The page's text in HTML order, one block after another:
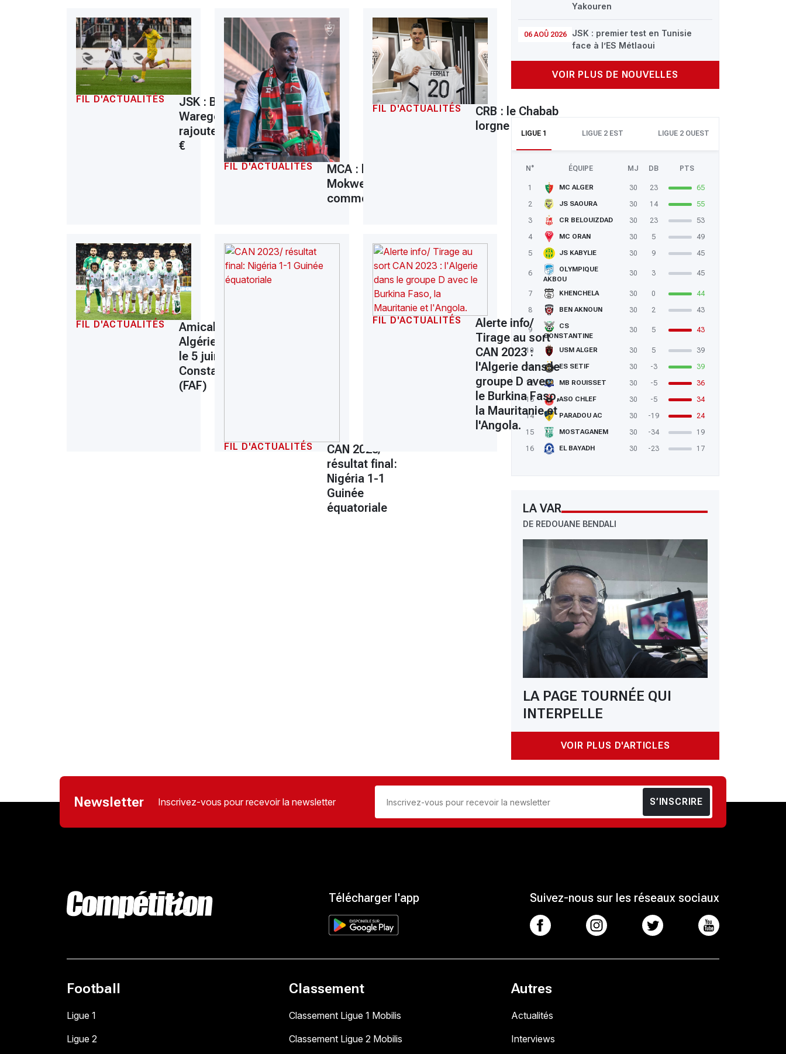
Yakouren
06 AOÛ 2026
JSK : premier test en Tunisie
face à l’ES Métlaoui
VOIR PLUS DE NOUVELLES
LIGUE 1 LIGUE 2 EST LIGUE 2 OUEST
N° ÉQUIPE MJ DB PTS
1 MC ALGER 30 23
65
2
JS SAOURA 30 14
55
3
CR BELOUIZDAD 30 23
53
4
MC ORAN 30 5
49
5
JS KABYLIE 30 9 45
6
OLYMPIQUE
AKBOU
30 3 45
7 KHENCHELA 30 0
44
8
BEN AKNOUN 30 2 43
9
CS
CONSTANTINE
30 5 43
10 USM ALGER 30 5
39
11
ES SETIF 30 -3
39
12
MB ROUISSET 30 -5
36
13
ASO CHLEF 30 -5
34
14
PARADOU AC 30 -19
24
15
MOSTAGANEM 30 -34
19
16
EL BAYADH 30 -23 17
LA VAR
DE REDOUANE BENDALI
LA PAGE TOURNÉE QUI
INTERPELLE
VOIR PLUS D'ARTICLES
FIL D'ACTUALITÉS
JSK : Berkane,
Waregem
rajoute 100 000
€
FIL D'ACTUALITÉS
MCA : l’ère
Mokwena
commence
FIL D'ACTUALITÉS
CRB : le Chabab
lorgne Ferhat
FIL D'ACTUALITÉS
Amical :
Algérie-Rwanda
le 5 juin à
Constantine
(FAF)
FIL D'ACTUALITÉS
CAN 2023/
résultat final:
Nigéria 1-1
Guinée
équatoriale
FIL D'ACTUALITÉS
Alerte info/
Tirage au sort
CAN 2023 :
l'Algerie dans le
groupe D avec
le Burkina Faso,
la Mauritanie et
l'Angola.
Newsletter Inscrivez-vous pour recevoir la newsletter S’INSCRIRE
Télécharger l'app Suivez-nous sur les réseaux sociaux
Football
Ligue 1
Ligue 2
Classement
Classement Ligue 1 Mobilis
Classement Ligue 2 Mobilis
Autres
Actualités
Interviews